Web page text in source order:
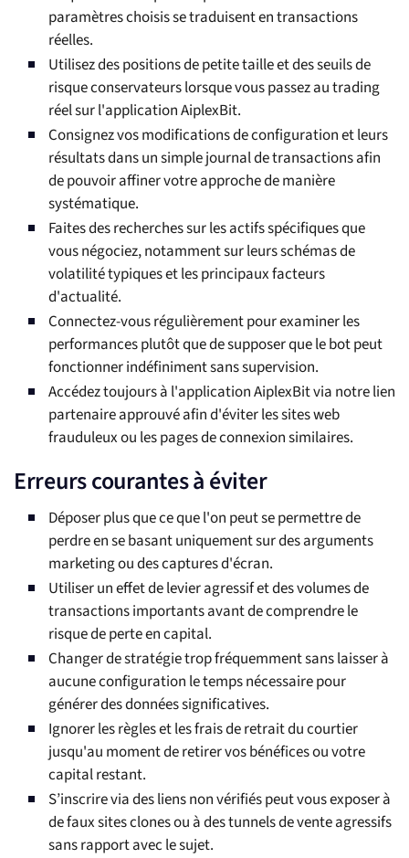
paramètres choisis se traduisent en transactions
réelles.
Utilisez des positions de petite taille et des seuils de
risque conservateurs lorsque vous passez au trading
réel sur l'application AiplexBit.
Consignez vos modifications de configuration et leurs
résultats dans un simple journal de transactions afin
de pouvoir affiner votre approche de manière
systématique.
Faites des recherches sur les actifs spécifiques que
vous négociez, notamment sur leurs schémas de
volatilité typiques et les principaux facteurs
d'actualité.
Connectez-vous régulièrement pour examiner les
performances plutôt que de supposer que le bot peut
fonctionner indéfiniment sans supervision.
Accédez toujours à l'application AiplexBit via notre lien
partenaire approuvé afin d'éviter les sites web
frauduleux ou les pages de connexion similaires.
Erreurs courantes à éviter
Déposer plus que ce que l'on peut se permettre de
perdre en se basant uniquement sur des arguments
marketing ou des captures d'écran.
Utiliser un effet de levier agressif et des volumes de
transactions importants avant de comprendre le
risque de perte en capital.
Changer de stratégie trop fréquemment sans laisser à
aucune configuration le temps nécessaire pour
générer des données significatives.
Ignorer les règles et les frais de retrait du courtier
jusqu'au moment de retirer vos bénéfices ou votre
capital restant.
S’inscrire via des liens non vérifiés peut vous exposer à
de faux sites clones ou à des tunnels de vente agressifs
sans rapport avec le sujet.